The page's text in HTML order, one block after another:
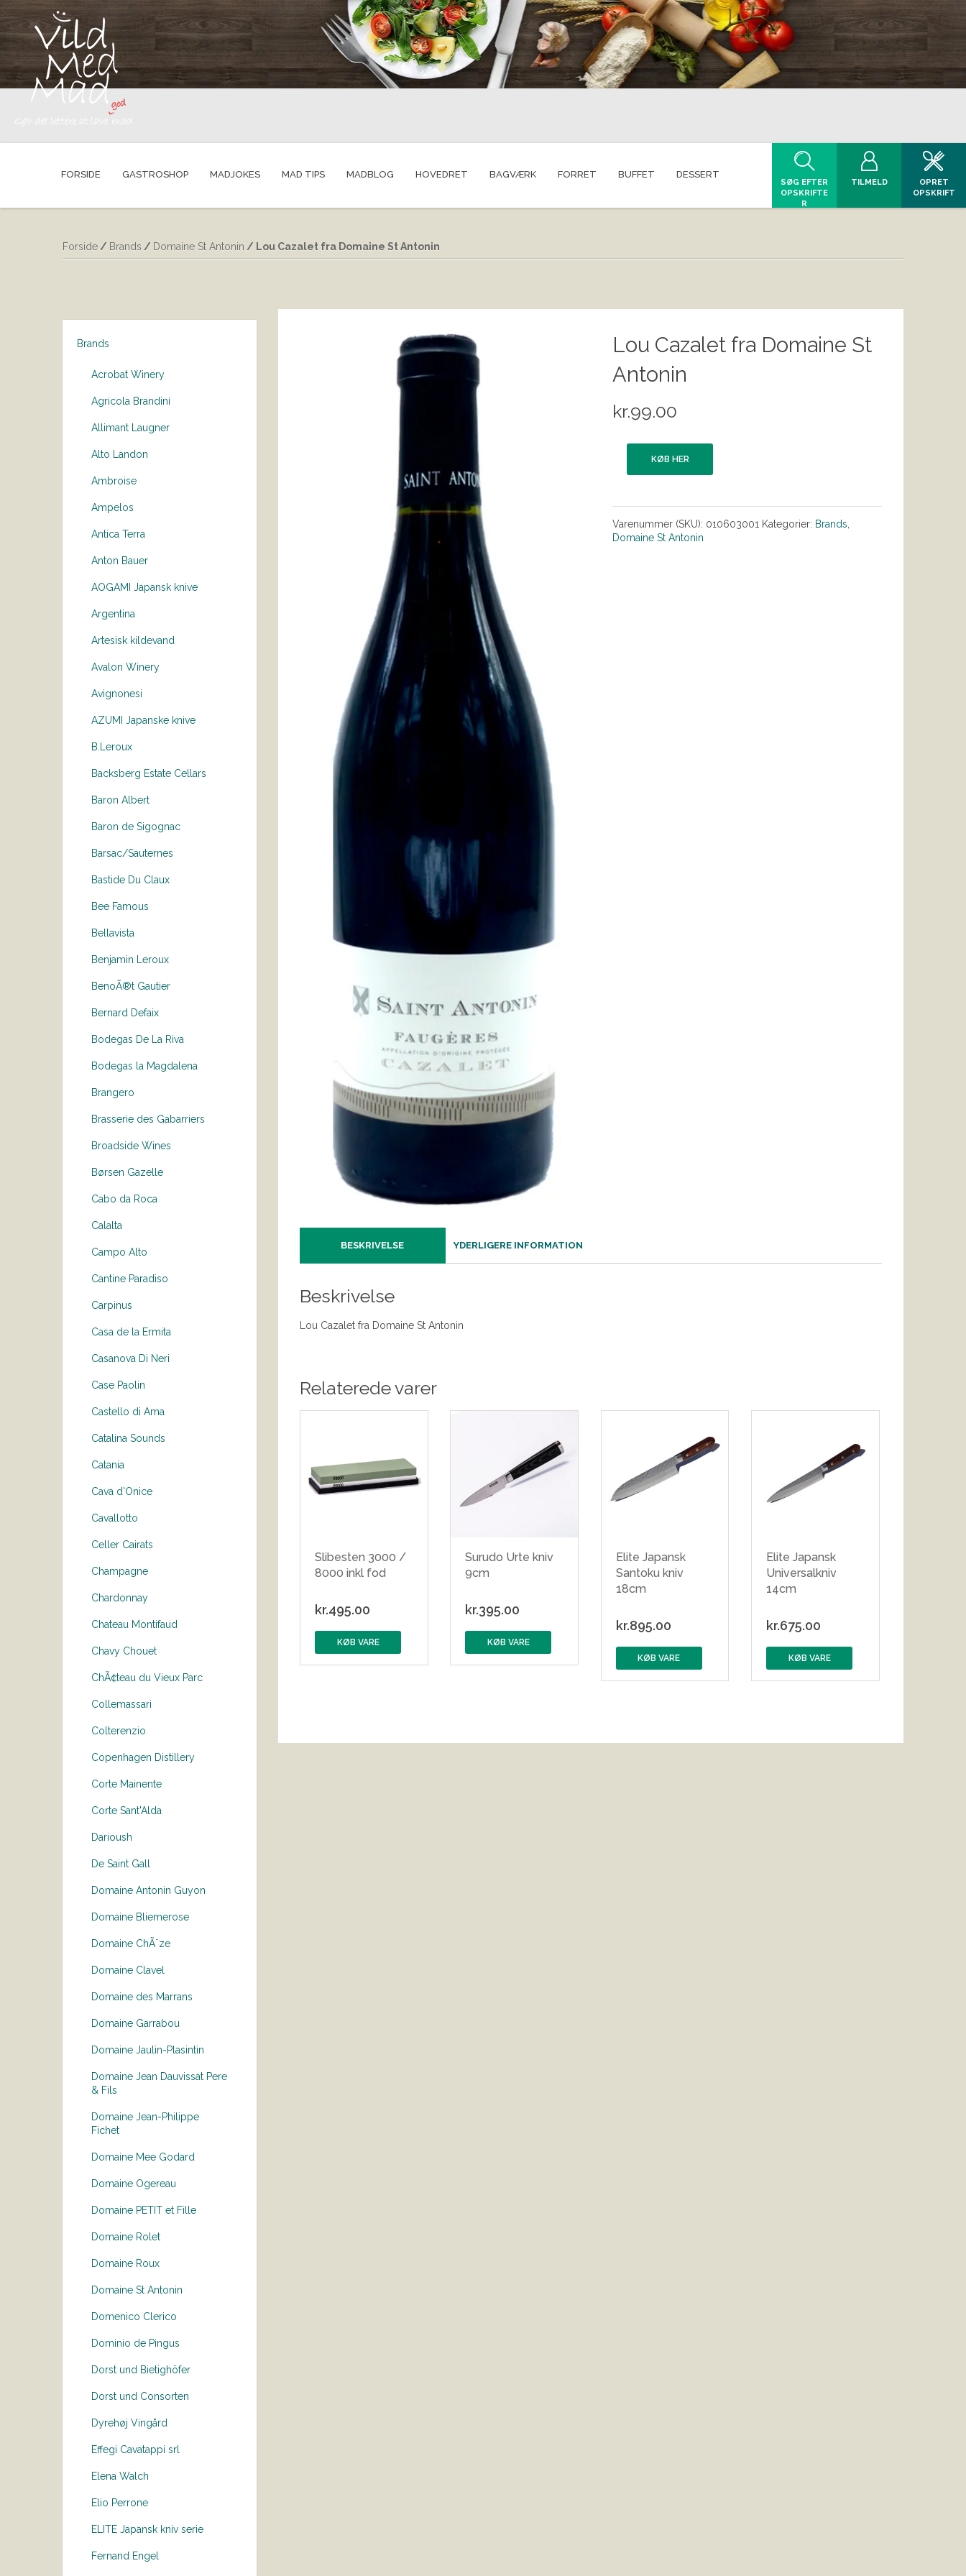
FORSIDE GASTROSHOP MADJOKES MAD TIPS MADBLOG HOVEDRET BAGVÆRK FORRET BUFFET DESSERT
SØG EFTER
OPSKRIFTE
R
TILMELD
OPRET
OPSKRIFT
Forside / Brands / Domaine St Antonin / Lou Cazalet fra Domaine St Antonin
Brands
Acrobat Winery
Agricola Brandini
Allimant Laugner
Alto Landon
Ambroise
Ampelos
Antica Terra
Anton Bauer
AOGAMI Japansk knive
Argentina
Artesisk kildevand
Avalon Winery
Avignonesi
AZUMI Japanske knive
B.Leroux
Backsberg Estate Cellars
Baron Albert
Baron de Sigognac
Barsac/Sauternes
Bastide Du Claux
Bee Famous
Bellavista
Benjamin Leroux
BenoÃ®t Gautier
Bernard Defaix
Bodegas De La Riva
Bodegas la Magdalena
Brangero
Brasserie des Gabarriers
Broadside Wines
Børsen Gazelle
Cabo da Roca
Calalta
Campo Alto
Cantine Paradiso
Carpinus
Casa de la Ermita
Casanova Di Neri
Case Paolin
Castello di Ama
Catalina Sounds
Catania
Cava d'Onice
Cavallotto
Celler Cairats
Champagne
Chardonnay
Chateau Montifaud
Chavy Chouet
ChÃ¢teau du Vieux Parc
Collemassari
Colterenzio
Copenhagen Distillery
Corte Mainente
Corte Sant'Alda
Darioush
De Saint Gall
Domaine Antonin Guyon
Domaine Bliemerose
Domaine ChÃ¨ze
Domaine Clavel
Domaine des Marrans
Domaine Garrabou
Domaine Jaulin-Plasintin
Domaine Jean Dauvissat Pere
& Fils
Domaine Jean-Philippe
Fichet
Domaine Mee Godard
Domaine Ogereau
Domaine PETIT et Fille
Domaine Rolet
Domaine Roux
Domaine St Antonin
Domenico Clerico
Dominio de Pingus
Dorst und Bietighöfer
Dorst und Consorten
Dyrehøj Vingård
Effegi Cavatappi srl
Elena Walch
Elio Perrone
ELITE Japansk kniv serie
Fernand Engel
Lou Cazalet fra Domaine St
Antonin
kr.99.00
KØB HER
Varenummer (SKU): 010603001 Kategorier: Brands
Domaine St Antonin
BESKRIVELSE YDERLIGERE INFORMATION
Beskrivelse
Lou Cazalet fra Domaine St Antonin
Relaterede varer
Slibesten 3000 /
8000 inkl fod
kr.495.00
KØB VARE
Surudo Urte kniv
9cm
kr.395.00
KØB VARE
Elite Japansk
Santoku kniv
18cm
kr.895.00
KØB VARE
Elite Japansk
Universalkniv
14cm
kr.675.00
KØB VARE